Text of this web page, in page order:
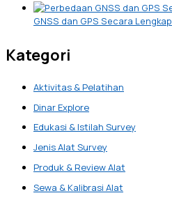
GNSS dan GPS Secara Lengkap
Kategori
Aktivitas & Pelatihan
Dinar Explore
Edukasi & Istilah Survey
Jenis Alat Survey
Produk & Review Alat
Sewa & Kalibrasi Alat